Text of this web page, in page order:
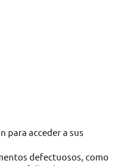
para acceder a sus
defectuosos, como